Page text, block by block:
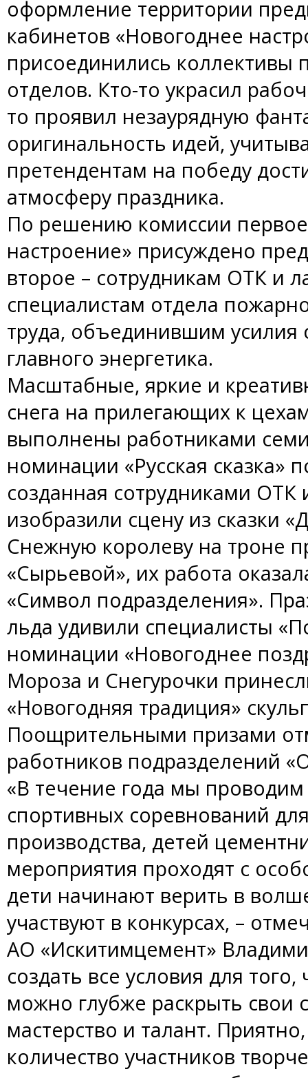
оформление территории
кабинетов «Новогоднее
присоединились коллективы
отделов. Кто-то украсил
то проявил незаурядную
оригинальность идей,
претендентам на победу
атмосферу праздника.
По решению комиссии
настроение» присуждено
второе – сотрудникам ОТК и
специалистам отдела
труда, объединившим усилия
главного энергетика.
Масштабные, яркие и
снега на прилегающих к
выполнены работниками
номинации «Русская сказка»
созданная сотрудниками ОТК
изобразили сцену из сказки
Снежную королеву на троне
«Сырьевой», их работа
«Символ подразделения».
льда удивили специалисты
номинации «Новогоднее
Мороза и Снегурочки
«Новогодняя традиция»
Поощрительными призами
работников подразделений
«В течение года мы
спортивных соревнований
производства, детей
мероприятия проходят с
дети начинают верить в
участвуют в конкурсах, –
АО «Искитимцемент»
создать все условия для
можно глубже раскрыть свои
мастерство и талант.
количество участников